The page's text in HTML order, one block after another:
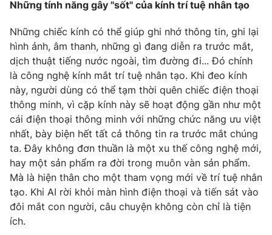
Tài chính
Thị trường
Góc doanh nghiệp
Truyền hình
Phim VTV
Hậu trường
Nhân vật
Khán giả
Giải sao mai
Giải trí
Điện ảnh
Âm nhạc
Sao
Đời sống
Du lịch
Làm đẹp
Chất lượng cuộc sống
Giáo dục
Tuyển sinh
Học trực tuyến
Công nghệ
Hitech Công nghệ tương lai
Giao lưu trực tuyến
Những tính năng gây "sốt" của kính trí tuệ nhân tạo
Những chiếc kính có thể giúp ghi nhớ thông tin, ghi lại
hình ảnh, âm thanh, những gì đang diễn ra trước mắt,
dịch thuật tiếng nước ngoài, tìm đường đi... Đó chính
là công nghệ kính mắt trí tuệ nhân tạo. Khi đeo kính
này, người dùng có thể tạm thời quên chiếc điện thoại
thông minh, vì cặp kính này sẽ hoạt động gần như một
cái điện thoại thông minh với những chức năng ưu việt
nhất, bày biện hết tất cả thông tin ra trước mắt chúng
ta. Đây không đơn thuần là một xu thế công nghệ mới,
hay một sản phẩm ra đời trong muôn vàn sản phẩm.
Mà là hiện thân cho một tham vọng mới về trí tuệ nhân
tạo. Khi AI rời khỏi màn hình điện thoại và tiến sát vào
đôi mắt con người, câu chuyện không còn chỉ là tiện
ích.